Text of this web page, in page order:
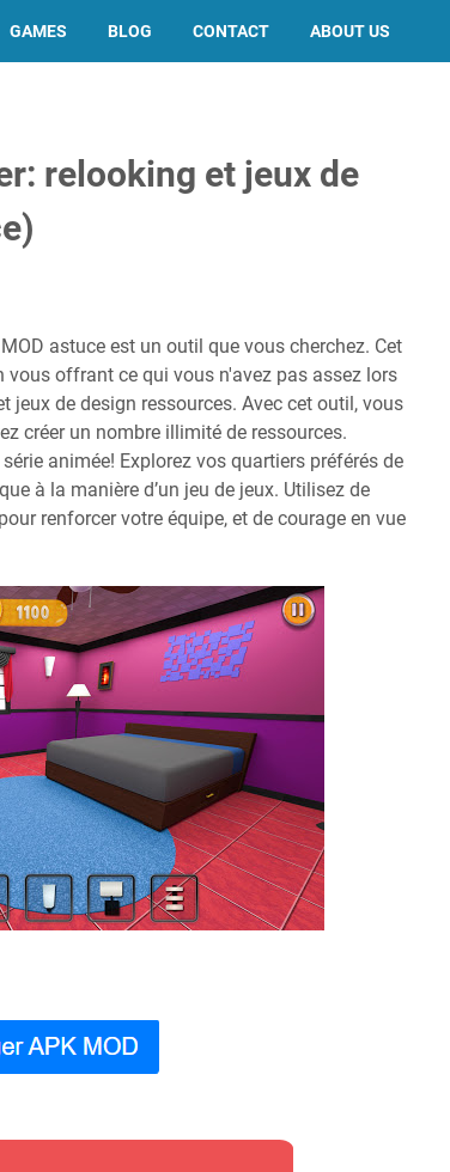
GAMES BLOG CONTACT ABOUT US
relooking et jeux de
astuce est un outil que vous cherchez. Cet
offrant ce qui vous n'avez pas assez lors
jeux de design ressources. Avec cet outil, vous
créer un nombre illimité de ressources.
animée! Explorez vos quartiers préférés de
à la manière d’un jeu de jeux. Utilisez de
renforcer votre équipe, et de courage en vue